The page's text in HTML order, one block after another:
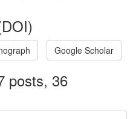
Google Scholar
posts, 36